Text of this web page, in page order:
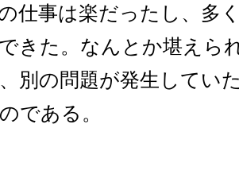
仕事は楽だったし、多
きた。なんとか堪えら
別の問題が発生してい
である。